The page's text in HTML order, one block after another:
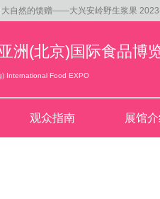
大自然的馈赠——大兴安岭野生浆果
刊|书亦烧仙草收购「霓裳茶舞」60%股
莉花，香溢北京城，张一元，让世界重
洲(北京)国际食品博
International Food EXPO
观众指南 展馆